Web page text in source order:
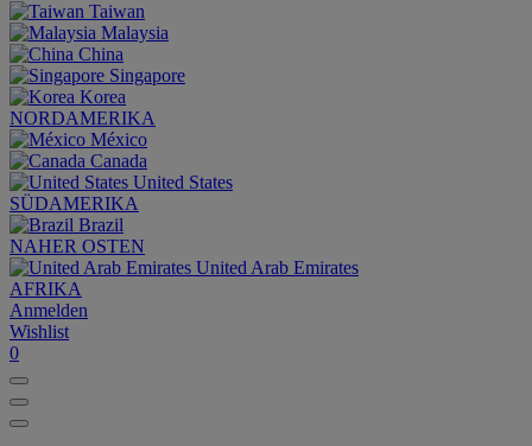
Taiwan
Malaysia
China
Singapore
Korea
NORDAMERIKA
México
Canada
United States
SÜDAMERIKA
Brazil
NAHER OSTEN
United Arab Emirates
AFRIKA
Anmelden
Wishlist
0